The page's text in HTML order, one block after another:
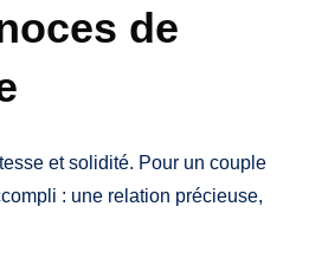
de
et solidité. Pour un couple
: une relation précieuse,